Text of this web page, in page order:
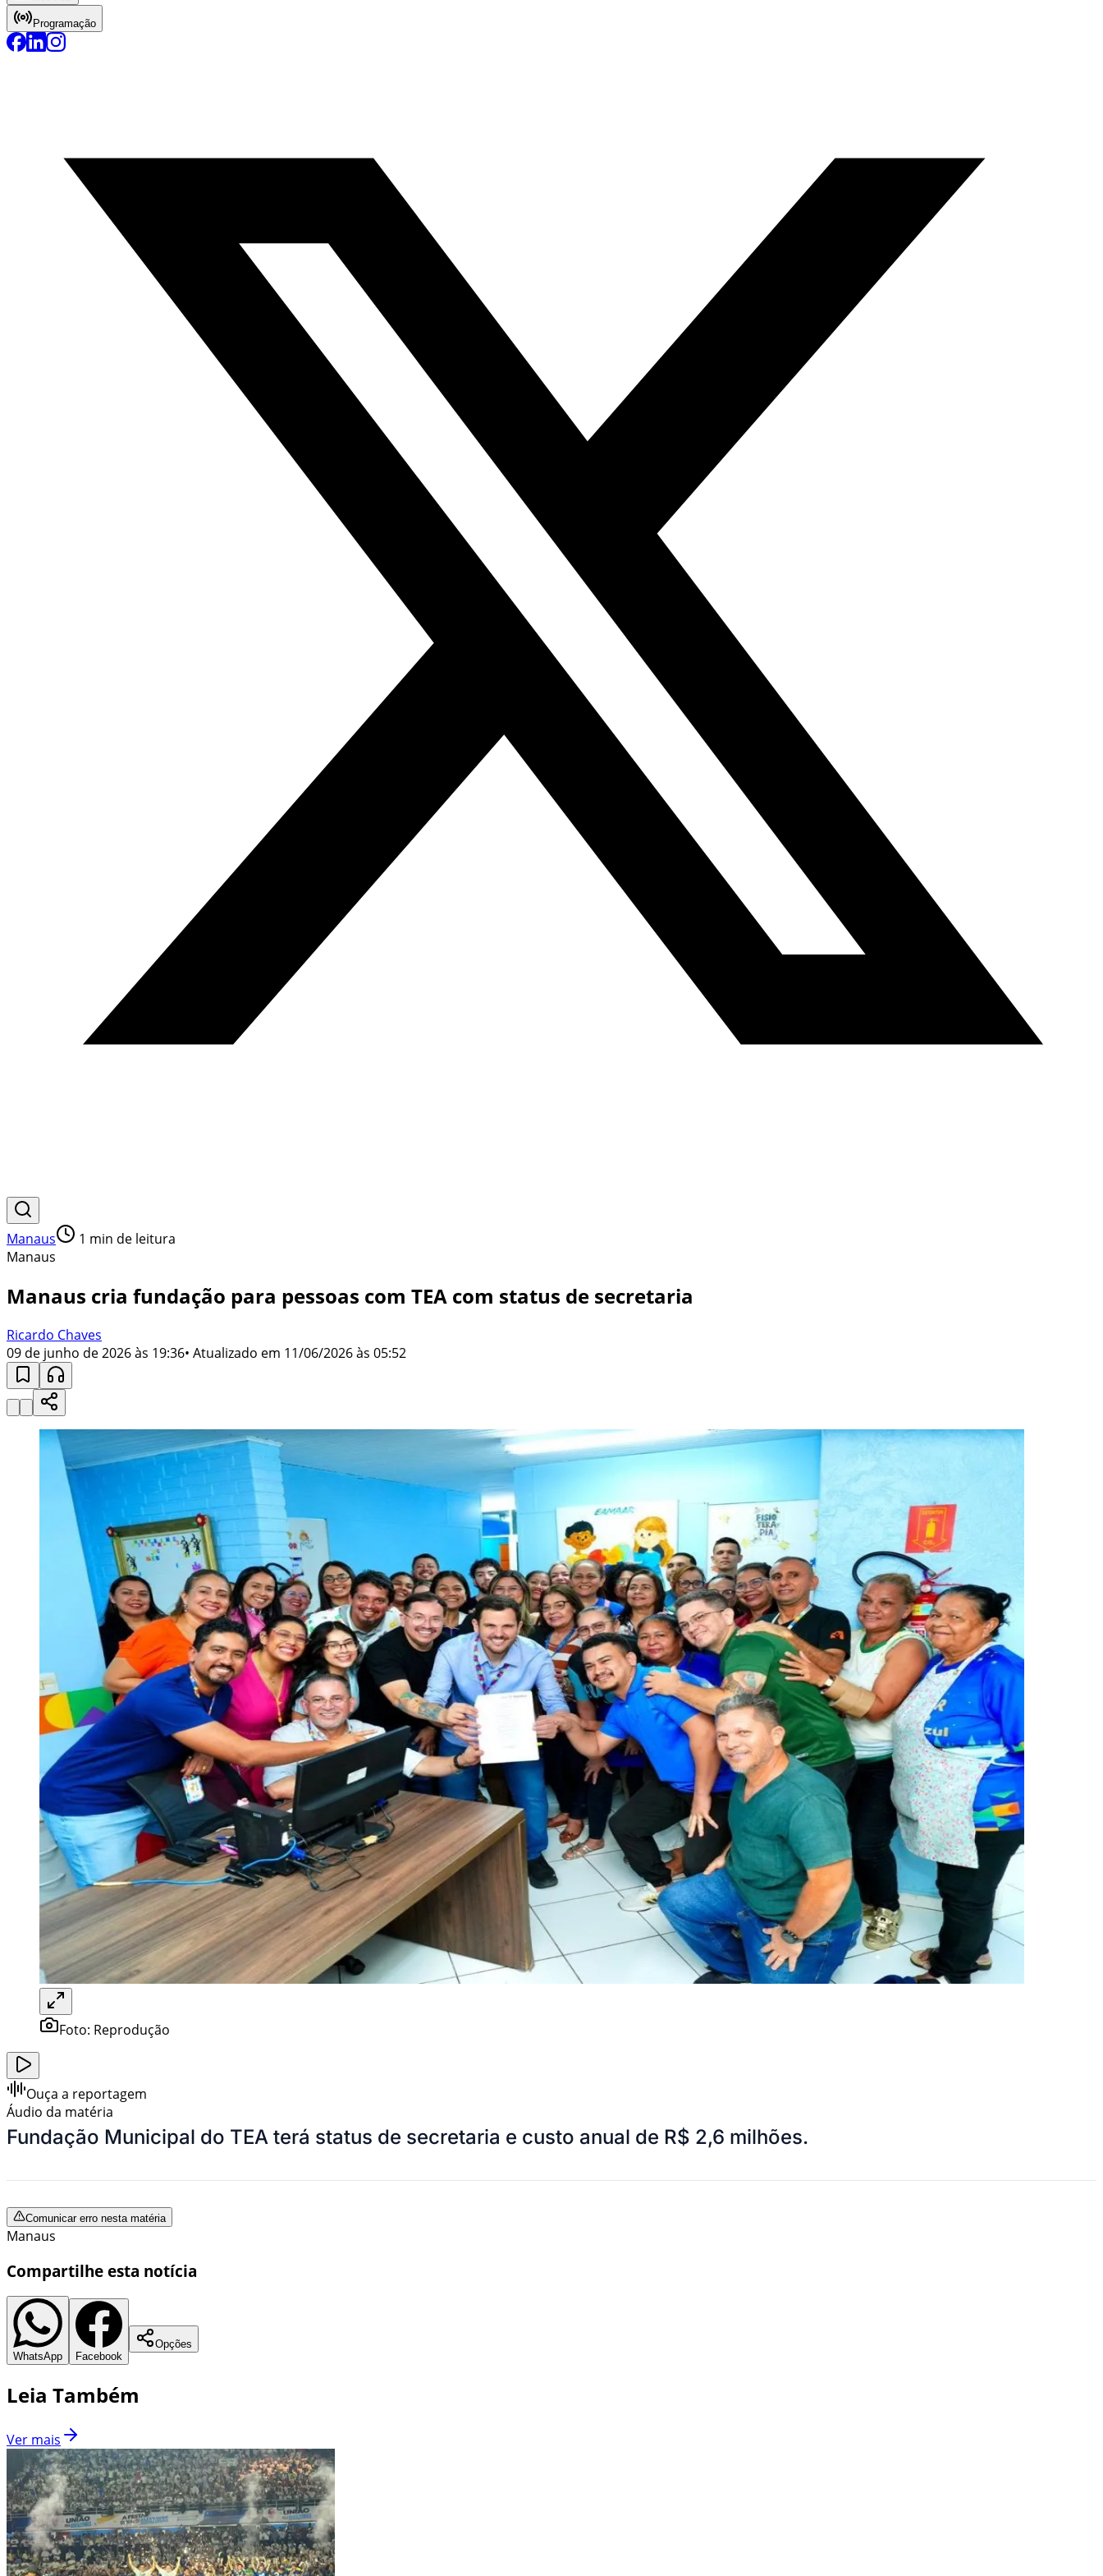
Programação
Manaus 1 min de leitura
Manaus
Manaus cria fundação para pessoas com TEA com status de secretaria
Ricardo Chaves
09 de junho de 2026 às 19:36• Atualizado em 11/06/2026 às 05:52
Foto: Reprodução
Ouça a reportagem
Áudio da matéria
Fundação Municipal do TEA terá status de secretaria e custo anual de R$ 2,6 milhões.
Comunicar erro nesta matéria
Manaus
Compartilhe esta notícia
WhatsApp Facebook
Opções
Leia Também
Ver mais